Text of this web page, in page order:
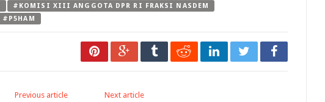
#KOMISI XIII ANGGOTA DPR RI FRAKSI NASDEM
#P5HAM
Previous article Next article